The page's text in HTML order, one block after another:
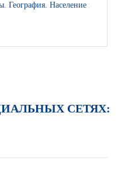
Население и
СЕТЯХ: